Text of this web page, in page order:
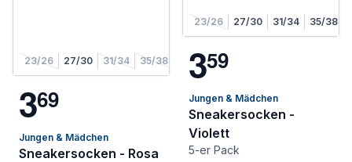
23/26 27/30 31/34 35/38
369
Jungen & Mädchen
Sneakersocken - Rosa
23/26 27/30 31/34 35/38
359
Jungen & Mädchen
Sneakersocken -
Violett
5-er Pack